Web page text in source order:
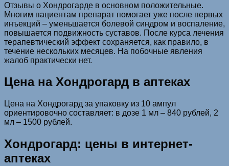
Отзывы о Хондрогарде в основном положительные.
Многим пациентам препарат помогает уже после первых
инъекций – уменьшается болевой синдром и воспаление,
повышается подвижность суставов. После курса лечения
терапевтический эффект сохраняется, как правило, в
течение нескольких месяцев. На побочные явления
жалоб практически нет.
Цена на Хондрогард в аптеках
Цена на Хондрогард за упаковку из 10 ампул
ориентировочно составляет: в дозе 1 мл – 840 рублей, 2
мл – 1500 рублей.
Хондрогард: цены в интернет-
аптеках